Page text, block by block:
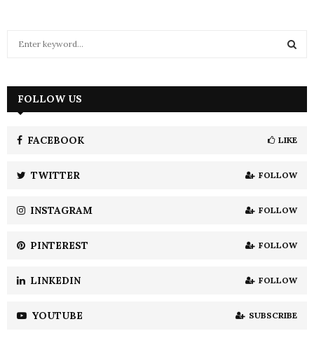
h
H
FOLLOW US
FACEBOOK LIKE
TWITTER FOLLOW
INSTAGRAM FOLLOW
PINTEREST FOLLOW
LINKEDIN FOLLOW
YOUTUBE SUBSCRIBE